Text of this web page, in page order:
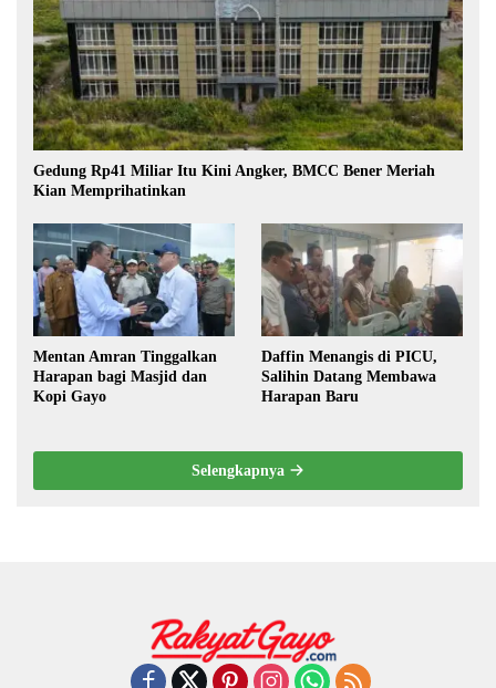
Gedung Rp41 Miliar Itu Kini Angker, BMCC Bener Meriah
Kian Memprihatinkan
Mentan Amran Tinggalkan
Harapan bagi Masjid dan
Kopi Gayo
Daffin Menangis di PICU,
Salihin Datang Membawa
Harapan Baru
Selengkapnya